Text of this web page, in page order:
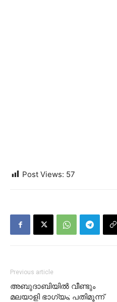
Post Views: 57
Previous article
അബുദാബിയില്‍ വീണ്ടും
മലയാളി ഭാഗ്യം; പതിമൂന്ന്